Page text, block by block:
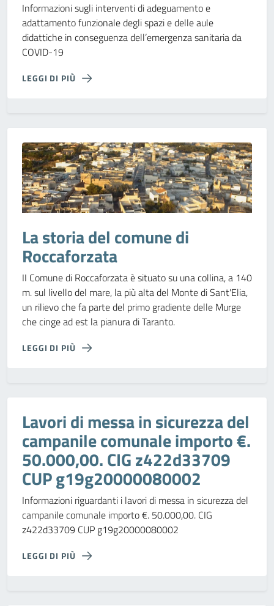
Informazioni sugli interventi di adeguamento e
adattamento funzionale degli spazi e delle aule
didattiche in conseguenza dell’emergenza sanitaria da
COVID-19
LEGGI DI PIÙ
La storia del comune di
Roccaforzata
II Comune di Roccaforzata è situato su una collina, a 140
m. sul livello del mare, la più alta del Monte di Sant'Elia,
un rilievo che fa parte del primo gradiente delle Murge
che cinge ad est la pianura di Taranto.
LEGGI DI PIÙ
Lavori di messa in sicurezza del
campanile comunale importo €.
50.000,00. CIG z422d33709
CUP g19g20000080002
Informazioni riguardanti i lavori di messa in sicurezza del
campanile comunale importo €. 50.000,00. CIG
z422d33709 CUP g19g20000080002
LEGGI DI PIÙ